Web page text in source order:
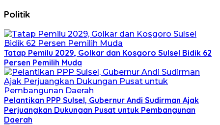
Politik
Tatap Pemilu 2029, Golkar dan Kosgoro Sulsel Bidik 62
Persen Pemilih Muda
Pelantikan PPP Sulsel, Gubernur Andi Sudirman Ajak
Perjuangkan Dukungan Pusat untuk Pembangunan
Daerah